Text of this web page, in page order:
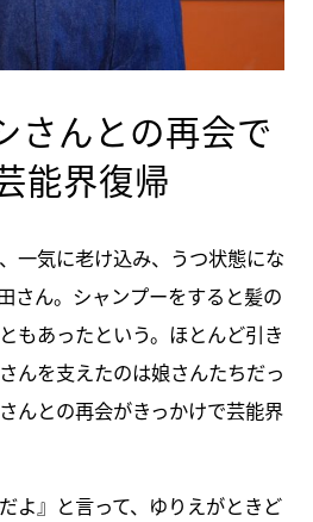
んとの再会で
能界復帰
一気に老け込み、うつ状態にな
さん。シャンプーをすると髪の
もあったという。ほとんど引き
んを支えたのは娘さんたちだっ
んとの再会がきっかけで芸能界
よ』と言って、ゆりえがときど